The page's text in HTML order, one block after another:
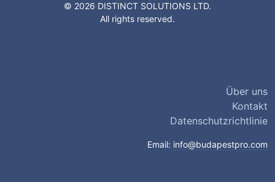
© 2026 DISTINCT SOLUTIONS LTD.
All rights reserved.
Über uns
Kontakt
Datenschutzrichtlinie
Email: info@budapestpro.com